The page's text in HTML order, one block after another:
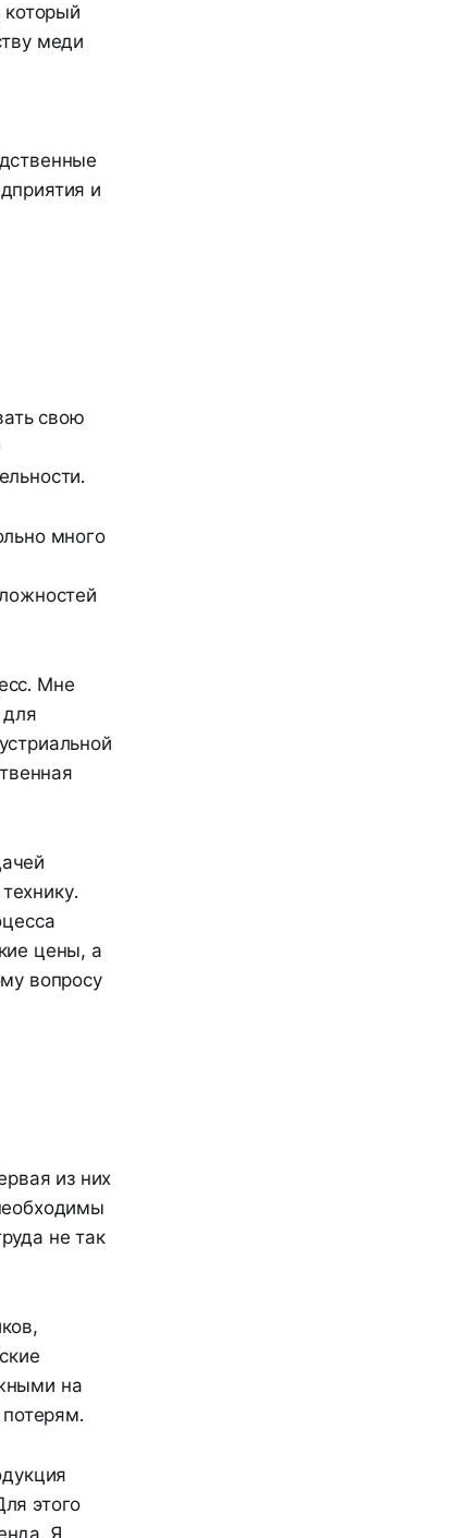
который
меди
и
свою
много
Мне
цены, а
вопросу
из них
не так
на
этого